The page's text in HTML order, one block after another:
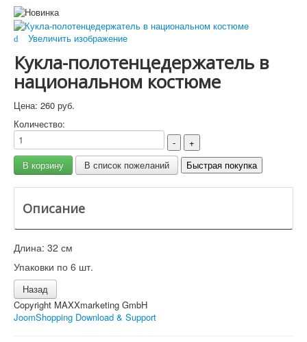
Увеличить изображение
Кукла-полотенцедержатель в
национальном костюме
Цена: 260 руб.
Количество:
Описание
Длина: 32 см
Упаковки по 6 шт.
Copyright MAXXmarketing GmbH
JoomShopping Download & Support